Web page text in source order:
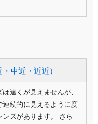
・中近・近近）
遠くが見えませんが、
続的に見えるように度
ズがあります。 さら